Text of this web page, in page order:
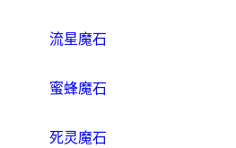
流星魔石
蜜蜂魔石
死灵魔石